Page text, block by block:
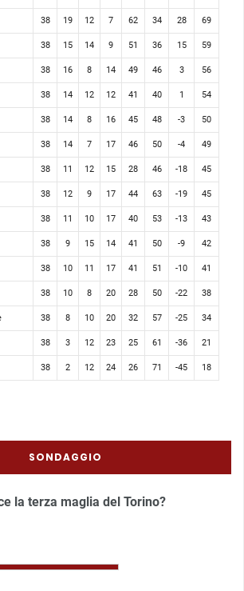
38 19 12 7 62 34 28 69
38 15 14 9 51 36 15 59
38 16 8 14 49 46 3 56
38 14 12 12 41 40 1 54
38 14 8 16 45 48 -3 50
38 14 7 17 46 50 -4 49
38 11 12 15 28 46 -18 45
38 12 9 17 44 63 -19 45
38 11 10 17 40 53 -13 43
38 9 15 14 41 50 -9 42
38 10 11 17 41 51 -10 41
38 10 8 20 28 50 -22 38
38 8 10 20 32 57 -25 34
38 3 12 23 25 61 -36 21
38 2 12 24 26 71 -45 18
SONDAGGIO
la terza maglia del Torino?